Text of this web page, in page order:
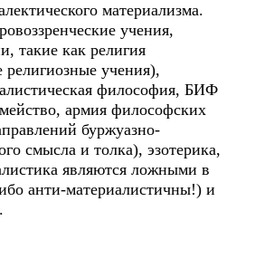
материализма.
учения,
такие как религия
учения),
философия, БИФ
армия философских
буржуазно-
смысла и толка), эзотерика,
являются ложными в
анти-материалистичны!) и